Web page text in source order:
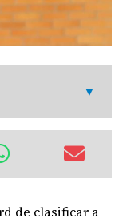
de clasificar a